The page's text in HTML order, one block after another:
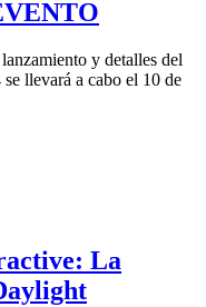
y detalles del
llevará a cabo el 10 de
La